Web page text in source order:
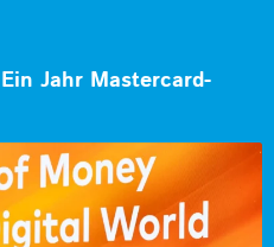
Jahr Mastercard-